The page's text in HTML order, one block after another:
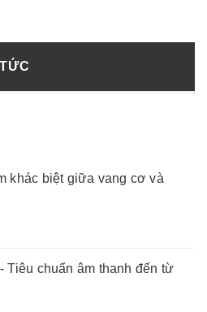
khác biệt giữa vang cơ và
Tiêu chuẩn âm thanh đến từ